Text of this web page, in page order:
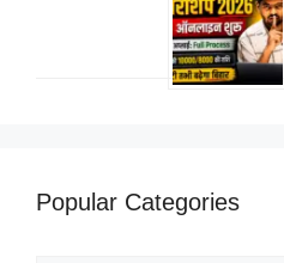
Popular Categories